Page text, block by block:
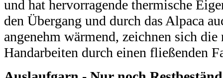
und hat hervorragende thermische
den Übergang und durch das Alpaca
angenehm wärmend, zeichnen sich die
Handarbeiten durch einen fließenden